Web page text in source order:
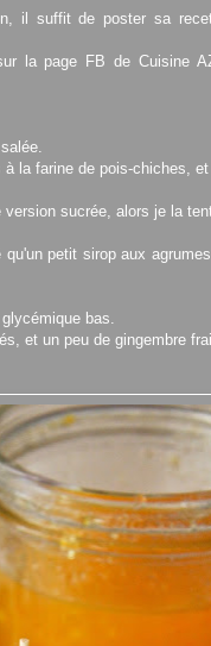
il suffit de poster sa
la page FB de Cuisine
la farine de pois-chiches,
sucrée, alors je la
petit sirop aux
bas.
et un peu de gingembre